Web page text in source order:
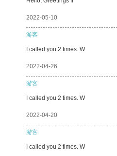
2022-05-10
游客
I called you 2 times. W
2022-04-26
游客
I called you 2 times. W
2022-04-20
游客
I called you 2 times. W